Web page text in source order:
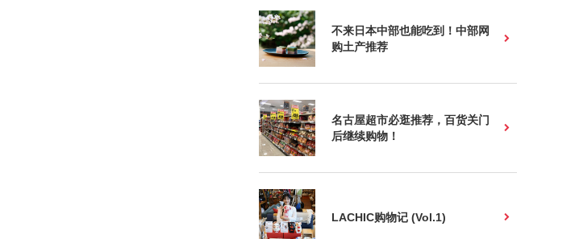
不来日本中部也能吃到！中部网
购土产推荐
名古屋超市必逛推荐，百货关门
后继续购物！
LACHIC购物记 (Vol.1)